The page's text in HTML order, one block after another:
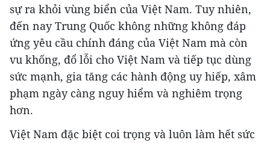
sự ra khỏi vùng biển của Việt Nam. Tuy nhiên,
đến nay Trung Quốc không những không đáp
ứng yêu cầu chính đáng của Việt Nam mà còn
vu khống, đổ lỗi cho Việt Nam và tiếp tục dùng
sức mạnh, gia tăng các hành động uy hiếp, xâm
phạm ngày càng nguy hiểm và nghiêm trọng
hơn.
Việt Nam đặc biệt coi trọng và luôn làm hết sức